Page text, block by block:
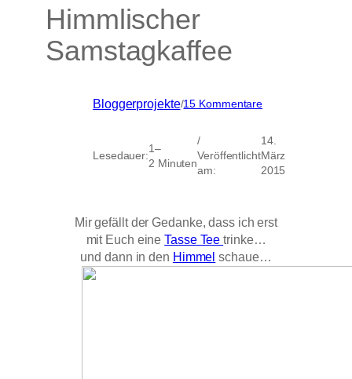
Himmlischer
Samstagkaffee
Bloggerprojekte/15 Kommentarezu
Lesedauer:
1–
2 Minuten
/
Veröffentlicht
am:
14.
März
2015
Mir gefällt der Gedanke, dass ich erst
mit Euch eineTasse Teetrinke…
und dann in den Himmel schaue…